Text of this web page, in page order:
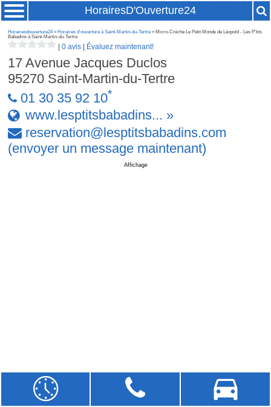
HorairesD'Ouverture24
Horairesdouverture24» Horaires d'ouverture à Saint-Martin-du-Tertre » Micro-Crèche Le Petit Monde de Léopold - Les P'tits
Babadins à Saint-Martin-du-Tertre
|0 avis Évaluez maintenant!
17 Avenue Jacques Duclos
95270 Saint-Martin-du-Tertre
01 30 35 92 10*
www.lesptitsbabadins... »
reservation@lesptitsbabadins.com
(envoyer un message maintenant)
Affichage